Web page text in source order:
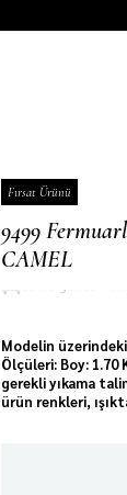
Fırsat Ürünü
9499
CAMEL
Modelin
Ölçüleri: Boy:
gerekli yıkama
ürün renkleri,